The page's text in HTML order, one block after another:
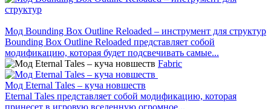
Мод Bounding Box Outline Reloaded – инструмент для структур
Bounding Box Outline Reloaded представляет собой
модификацию, которая будет подсвечивать самые...
Fabric
Мод Eternal Tales – куча новшеств
Eternal Tales представляет собой модификацию, которая
принесет в игровую вселенную огромное...